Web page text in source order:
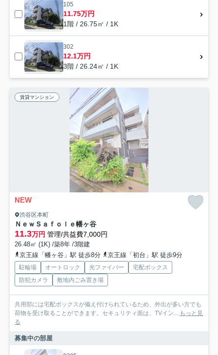
105
11.75万円
1階 / 26.75㎡ / 1K
302
12.1万円
3階 / 26.24㎡ / 1K
賃貸マンション
NEW
渋谷区本町
ＮｅｗＳａｆｏｌｅ幡ヶ谷
11.3万円 管理/共益費7,000円
26.48㎡ (1K) /築8年 /3階建
京王線「幡ヶ谷」駅 徒歩8分
京王線「初台」駅 徒歩9分
駐輪場 オートロック 光ファイバー
宅配ボックス
防犯カメラ
敷地内ごみ置き場
共用部には宅配ボックスが備え付けられているため、外出が多い方でも
荷物を受け取ることができます。セキュリティ面は、TVイン... もっと見
る
募集中の部屋